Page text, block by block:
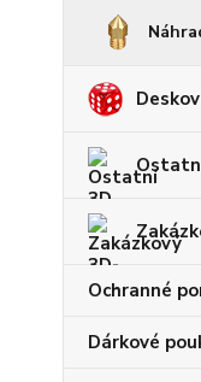
Ochranné
Dárkové